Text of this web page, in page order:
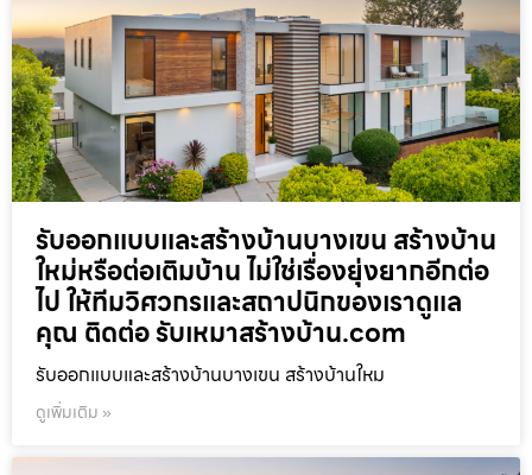
รับออกแบบและสร้างบ้านบางเขน สร้างบ้าน
ใหม่หรือต่อเติมบ้าน ไม่ใช่เรื่องยุ่งยากอีกต่อ
ไป ให้ทีมวิศวกรและสถาปนิกของเราดูแล
คุณ ติดต่อ รับเหมาสร้างบ้าน.com
รับออกแบบและสร้างบ้านบางเขน สร้างบ้านใหม
ดูเพิ่มเติม »